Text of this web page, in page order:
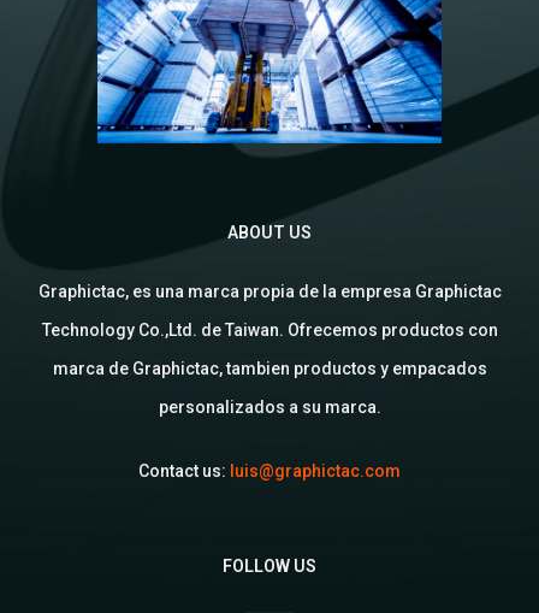
ABOUT US
Graphictac, es una marca propia de la empresa Graphictac
Technology Co.,Ltd. de Taiwan. Ofrecemos productos con
marca de Graphictac, tambien productos y empacados
personalizados a su marca.
Contact us: luis@graphictac.com
FOLLOW US